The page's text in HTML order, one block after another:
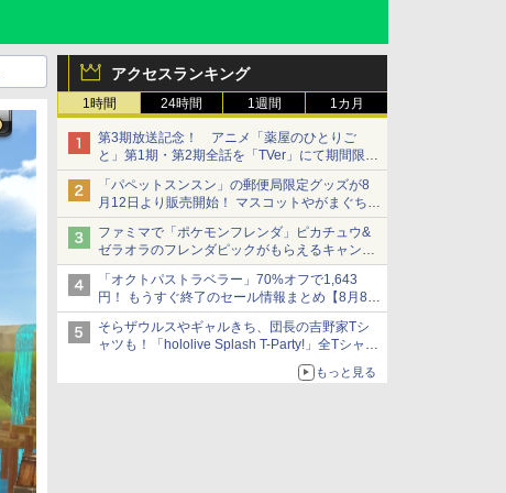
アクセスランキング
1時間 24時間 1週間 1カ月
第3期放送記念！ アニメ「薬屋のひとりご
と」第1期・第2期全話を「TVer」にて期間限定
で順次無料配信開始
「パペットスンスン」の郵便局限定グッズが8
月12日より販売開始！ マスコットやがまぐち、
レターセットなどが登場
ファミマで「ポケモンフレンダ」ピカチュウ&
ゼラオラのフレンダピックがもらえるキャンペ
ーン開催！
「オクトパストラベラー」70%オフで1,643
円！ もうすぐ終了のセール情報まとめ【8月8日
更新】
ニンテンドーeショップでは「大神 絶景版」が
67%オフで990円
そらザウルスやギャルきち、団長の吉野家Tシ
ャツも！「hololive Splash T-Party!」全Tシャツ
ラインナップ公開＆オンライン販売開始
もっと見る